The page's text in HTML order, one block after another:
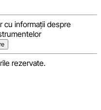
cu informații despre
rezervate.